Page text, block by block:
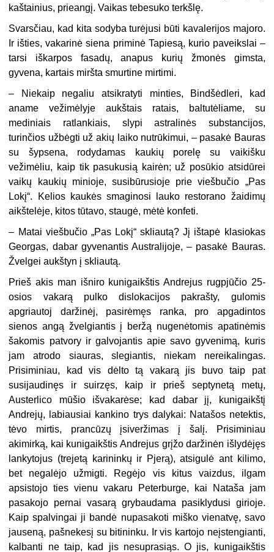
kaštainius, prieangį. Vaikas tebesuko terkšlę.
Svarsčiau, kad kita sodyba turėjusi būti kavalerijos majoro.
Ir išties, vakarinė siena priminė Tapiesą, kurio paveikslai –
tarsi iškarpos fasadų, anapus kurių žmonės gimsta,
gyvena, kartais miršta smurtine mirtimi.
– Niekaip negaliu atsikratyti minties, Bindšėdleri, kad
aname vežimėlyje aukštais ratais, baltutėliame, su
mediniais ratlankiais, slypi astralinės substancijos,
turinčios užbėgti už akių laiko nutrūkimui, – pasakė Bauras
su šypsena, rodydamas kaukių porelę su vaikišku
vežimėliu, kaip tik pasukusią kairėn; už posūkio atsidūrei
vaikų kaukių minioje, susibūrusioje prie viešbučio „Pas
Lokį“. Kelios kaukės smaginosi lauko restorano žaidimų
aikštelėje, kitos tūtavo, staugė, mėtė konfeti.
– Matai viešbučio „Pas Lokį“ skliautą? Jį ištapė klasiokas
Georgas, dabar gyvenantis Australijoje, – pasakė Bauras.
Žvelgei aukštyn į skliautą.
Prieš akis man išniro kunigaikštis Andrejus rugpjūčio 25-
osios vakarą pulko dislokacijos pakrašty, gulomis
apgriautoj daržinėj, pasirėmęs ranka, pro apgadintos
sienos angą žvelgiantis į beržą nugenėtomis apatinėmis
šakomis patvory ir galvojantis apie savo gyvenimą, kuris
jam atrodo siauras, slegiantis, niekam nereikalingas.
Prisiminiau, kad vis dėlto tą vakarą jis buvo taip pat
susijaudinęs ir suirzęs, kaip ir prieš septynetą metų,
Austerlico mūšio išvakarėse; kad dabar jį, kunigaikštį
Andrejų, labiausiai kankino trys dalykai: Natašos netektis,
tėvo mirtis, prancūzų įsiveržimas į šalį. Prisiminiau
akimirką, kai kunigaikštis Andrejus grįžo daržinėn išlydėjęs
lankytojus (trejetą karininkų ir Pjerą), atsigulė ant kilimo,
bet negalėjo užmigti. Regėjo vis kitus vaizdus, ilgam
apsistojo ties vienu vakaru Peterburge, kai Nataša jam
pasakojo pernai vasarą grybaudama pasiklydusi girioje.
Kaip spalvingai ji bandė nupasakoti miško vienatvę, savo
jauseną, pašnekesį su bitininku. Ir vis kartojo neįstengianti,
kalbanti ne taip, kad jis nesuprasiąs. O jis, kunigaikštis